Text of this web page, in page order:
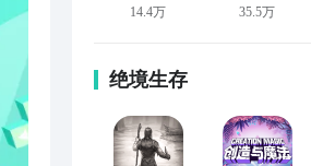
14.4万 35.5万
绝境生存